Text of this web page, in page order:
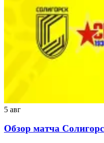
5 авг
Обзор матча